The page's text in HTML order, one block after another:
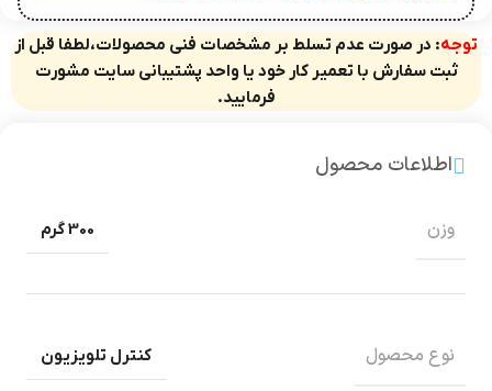
توجه: در صورت عدم تسلط بر مشخصات فنی محصولات،لطفا قبل از
ثبت سفارش با تعمیر کار خود یا واحد پشتیبانی سایت مشورت
فرمایید.
اطلاعات محصول
وزن 300 گرم
نوع محصول کنترل تلویزیون